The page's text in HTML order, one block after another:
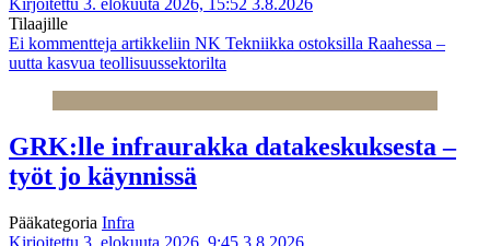
Kirjoitettu 3. elokuuta 2026, 15:52 3.8.2026
Tilaajille
Ei kommentteja artikkeliin NK Tekniikka ostoksilla Raahessa –
uutta kasvua teollisuussektorilta
GRK:lle infraurakka datakeskuksesta –
työt jo käynnissä
Pääkategoria Infra